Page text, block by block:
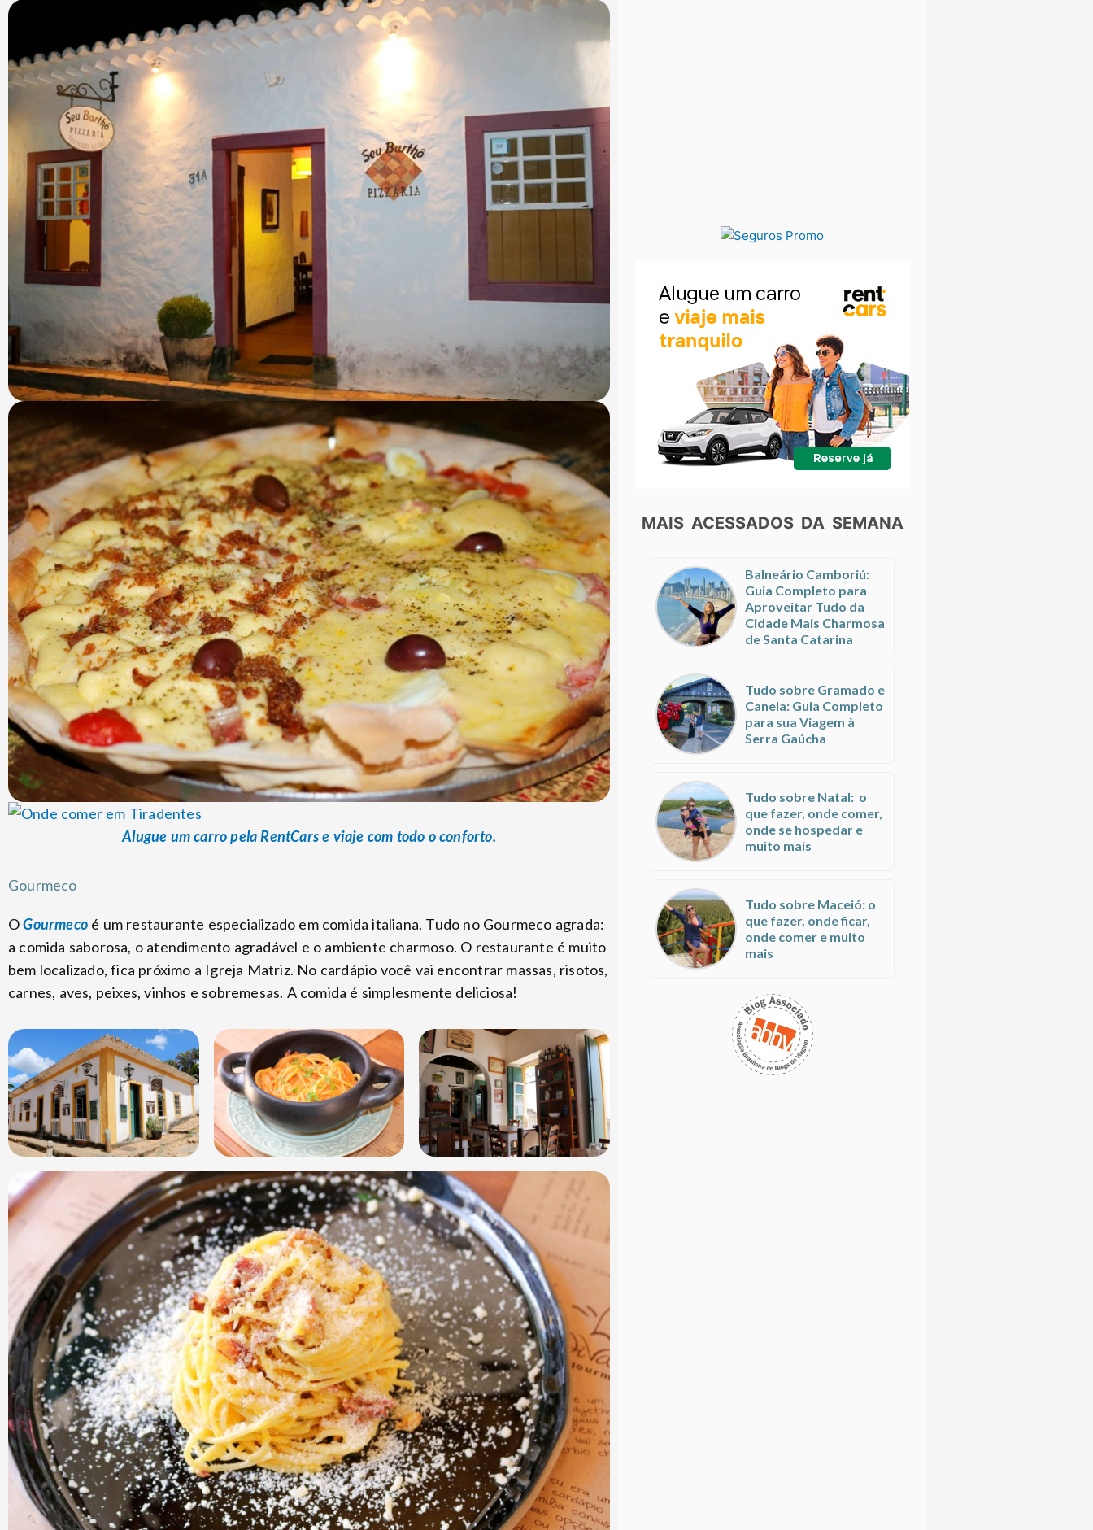
Alugue um carro pela RentCars e viaje com todo o conforto.
Gourmeco
OGourmeco é um restaurante especializado em comida italiana. Tudo no Gourmeco agrada:
a comida saborosa, o atendimento agradável e o ambiente charmoso. O restaurante é muito
bem localizado, fica próximo a Igreja Matriz. No cardápio você vai encontrar massas, risotos,
carnes, aves, peixes, vinhos e sobremesas. A comida é simplesmente deliciosa!
MAIS ACESSADOS DA SEMANA
Balneário Camboriú:
Guia Completo para
Aproveitar Tudo da
Cidade Mais Charmosa
de Santa Catarina
Tudo sobre Gramado e
Canela: Guia Completo
para sua Viagem à
Serra Gaúcha
Tudo sobre Natal: o
que fazer, onde comer,
onde se hospedar e
muito mais
Tudo sobre Maceió: o
que fazer, onde ficar,
onde comer e muito
mais